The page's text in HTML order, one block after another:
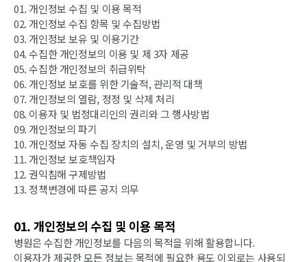
01. 개인정보 수집 및 이용 목적
02. 개인정보 수집 항목 및 수집방법
03. 개인정보 보유 및 이용기간
04. 수집한 개인정보의 이용 및 제 3자 제공
05. 수집한 개인정보의 취급위탁
06. 개인정보 보호를 위한 기술적, 관리적 대책
07. 개인정보의 열람, 정정 및 삭제 처리
08. 이용자 및 법정대리인의 권리와 그 행사방법
09. 개인정보의 파기
10. 개인정보 자동 수집 장치의 설치, 운영 및 거부의 방법
11. 개인정보 보호책임자
12. 권익침해 구제방법
13. 정책변경에 따른 공지 의무
01. 개인정보의 수집 및 이용 목적
병원은 수집한 개인정보를 다음의 목적을 위해 활용합니다.
이용자가 제공한 모든 정보는 목적에 필요한 용도 이외로는 사용되